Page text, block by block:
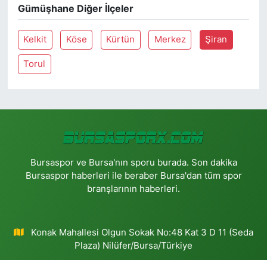
Gümüşhane Diğer İlçeler
Kelkit Köse Kürtün Merkez Şiran
Torul
Bursaspor ve Bursa'nın sporu burada. Son dakika
Bursaspor haberleri ile beraber Bursa'dan tüm spor
branşlarının haberleri.
Konak Mahallesi Olgun Sokak No:48 Kat 3 D 11 (Seda
Plaza) Nilüfer/Bursa/Türkiye